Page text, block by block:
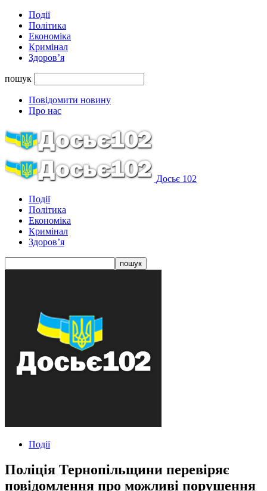
Події
Політика
Економіка
Кримінал
Здоров’я
пошук
Повідомити новину
Про нас
Досьє 102
Події
Політика
Економіка
Кримінал
Здоров’я
Події
Поліція Тернопільщини перевіряє
повідомлення про можливі порушення